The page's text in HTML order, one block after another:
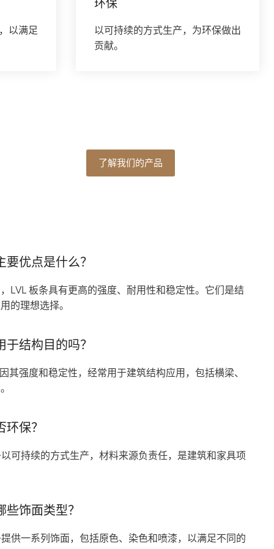
以满足
环保
以可持续的方式生产，为环保做出
贡献。
了解我们的产品
优点是什么？
LVL 板条具有更高的强度、耐用性和稳定性。它们是结
的理想选择。
结构目的吗？
其强度和稳定性，经常用于建筑结构应用，包括横梁、
保？
可持续的方式生产，材料来源负责任，是建筑和家具项
饰面类型？
供一系列饰面，包括原色、染色和喷漆，以满足不同的